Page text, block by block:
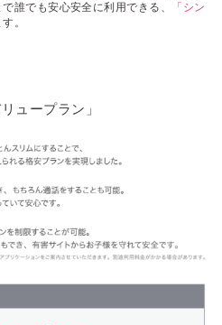
誰でも安心安全に利用できる、
「シン
。
ュープラン」